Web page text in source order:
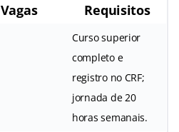
Vagas Requisitos
Curso superior
completo e
registro no CRF;
jornada de 20
horas semanais.